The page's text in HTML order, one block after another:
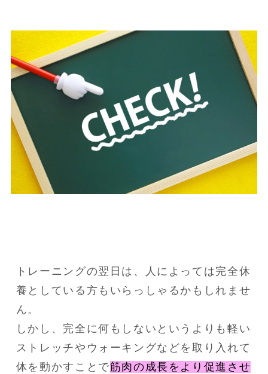
トレーニングの翌日は、人によっては完全休
養としている方もいらっしゃるかもしれませ
ん。
しかし、完全に何もしないというよりも軽い
ストレッチやウォーキングなどを取り入れて
体を動かすことで筋肉の成長をより促進させ